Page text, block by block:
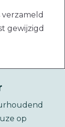
gewijzigd
op